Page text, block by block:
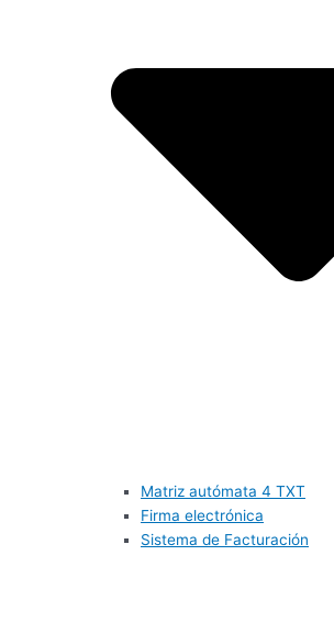
Matriz autómata 4 TXT
Firma electrónica
Sistema de Facturación